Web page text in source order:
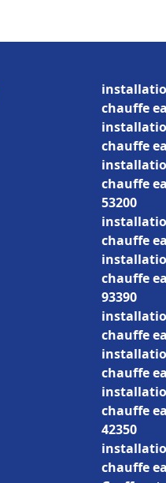
chauffe
chauffe
chauffe
53200
chauffe
chauffe
93390
chauffe
chauffe
chauffe
42350
chauffe